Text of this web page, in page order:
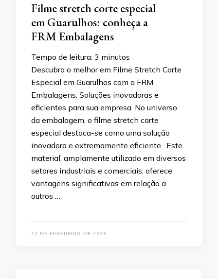
Filme stretch corte especial
em Guarulhos: conheça a
FRM Embalagens
Tempo de leitura: 3 minutos
Descubra o melhor em Filme Stretch Corte
Especial em Guarulhos com a FRM
Embalagens. Soluções inovadoras e
eficientes para sua empresa. No universo
da embalagem, o filme stretch corte
especial destaca-se como uma solução
inovadora e extremamente eficiente. Este
material, amplamente utilizado em diversos
setores industriais e comerciais, oferece
vantagens significativas em relação a
outros …
12 DE FEVEREIRO DE 2026